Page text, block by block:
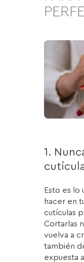
1.
Esto es lo
hacer en
cutículas
Cortarlas
vuelva a
también
expuesta